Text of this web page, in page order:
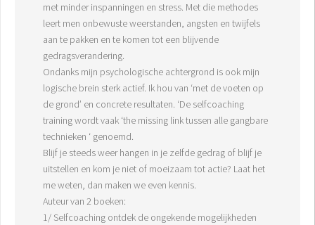
met minder inspanningen en stress. Met die methodes
leert men onbewuste weerstanden, angsten en twijfels
aan te pakken en te komen tot een blijvende
gedragsverandering.
Ondanks mijn psychologische achtergrond is ook mijn
logische brein sterk actief. Ik hou van ‘met de voeten op
de grond’ en concrete resultaten. ‘De selfcoaching
training wordt vaak ‘the missing link tussen alle gangbare
technieken ‘ genoemd.
Blijf je steeds weer hangen in je zelfde gedrag of blijf je
uitstellen en kom je niet of moeizaam tot actie? Laat het
me weten, dan maken we even kennis.
Auteur van 2 boeken:
1/ Selfcoaching ontdek de ongekende mogelijkheden